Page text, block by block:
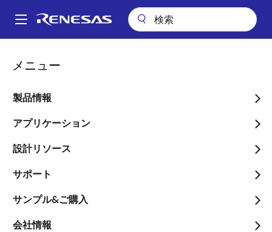
ン
Main
メニュー
製品情報
アプリケーション
設計リソース
サポート
サンプル&ご購入
会社情報
パ
ン
く
ず
オリンピック延期に落胆するみんなに届けたい、IoT時代のHMI開発キ
オリンピック延期に落胆す
るみんなに届けたい、IoT
時代のHMI開発キット
RX72N Envision Kitでスポ
ーツ大会！？